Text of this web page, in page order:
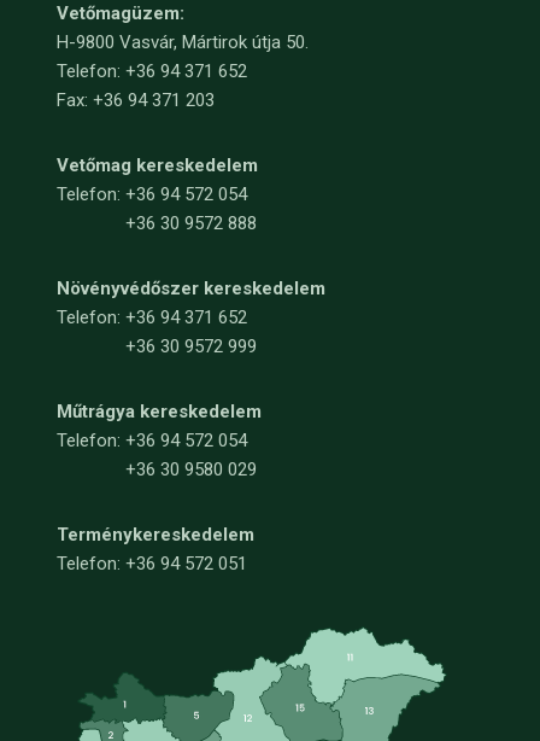
Vetőmagüzem:
H-9800 Vasvár, Mártirok útja 50.
Telefon: +36 94 371 652
Fax: +36 94 371 203
Vetőmag kereskedelem
Telefon: +36 94 572 054
+36 30 9572 888
Növényvédőszer kereskedelem
Telefon: +36 94 371 652
+36 30 9572 999
Műtrágya kereskedelem
Telefon: +36 94 572 054
+36 30 9580 029
Terménykereskedelem
Telefon: +36 94 572 051